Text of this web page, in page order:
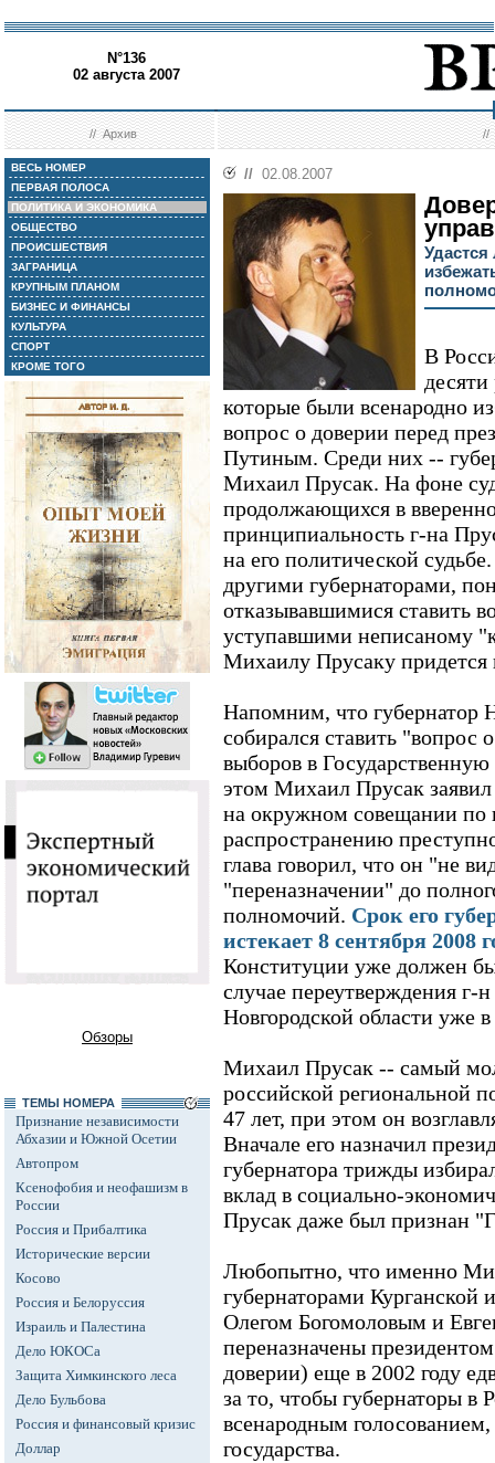
N°136
02 августа 2007
//Архив //
ВЕСЬ НОМЕР
ПЕРВАЯ ПОЛОСА
ПОЛИТИКА И ЭКОНОМИКА
ОБЩЕСТВО
ПРОИСШЕСТВИЯ
ЗАГРАНИЦА
КРУПНЫМ ПЛАНОМ
БИЗНЕС И ФИНАНСЫ
КУЛЬТУРА
СПОРТ
КРОМЕ ТОГО
Обзоры
ТЕМЫ НОМЕРА
Признание независимости
Абхазии и Южной Осетии
Автопром
Ксенофобия и неофашизм в
России
Россия и Прибалтика
Исторические версии
Косово
Россия и Белоруссия
Израиль и Палестина
Дело ЮКОСа
Защита Химкинского леса
Дело Бульбова
Россия и финансовый кризис
Доллар
// 02.08.2007
Удастся
В
десяти
которые были всенародно
вопрос о доверии перед
Путиным. Среди них --
Михаил Прусак. На фоне
продолжающихся в
принципиальность г-на
на его политической
другими губернаторами,
отказывавшимися ставить
уступавшими неписаному
Михаилу Прусаку
Напомним, что губернатор
собирался ставить
выборов в
этом Михаил Прусак
на окружном совещании по
распространению
глава говорил, что он "не
"переназначении" до
полномочий. Срок его
истекает 8 сентября 2008
Конституции уже должен
случае переутверждения г-
Новгородской области уже
Михаил Прусак -- самый
российской региональной
47 лет, при этом он
Вначале его назначил
губернатора трижды
вклад в социально-
Прусак даже был признан
Любопытно, что именно
губернаторами Курганской
Олегом Богомоловым и
переназначены
доверии) еще в 2002 году
за то, чтобы губернаторы в
всенародным голосованием,
государства.